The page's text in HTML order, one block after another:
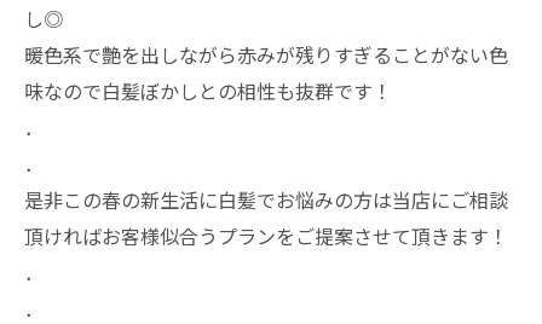
し◎
暖色系で艶を出しながら赤みが残りすぎることがない色
味なので白髪ぼかしとの相性も抜群です！
．
．
是非この春の新生活に白髪でお悩みの方は当店にご相談
頂ければお客様似合うプランをご提案させて頂きます！
．
．